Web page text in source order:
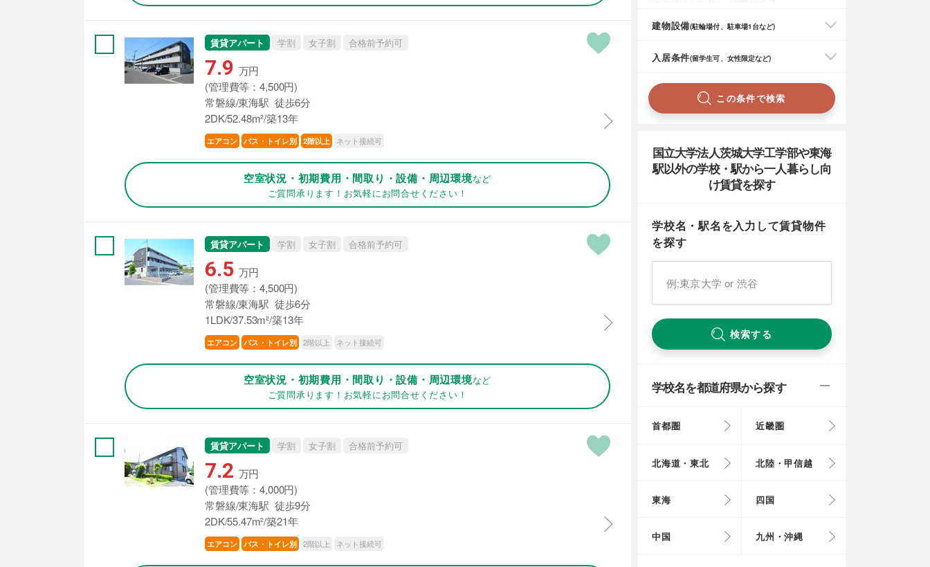
賃貸アパート 学割 女子割 合格前予約可
7.9 万円
(管理費等：4,500円)
常磐線/東海駅 徒歩6分
2DK/52.48m²/築13年
エアコン バス・トイレ別 2階以上 ネット接続可
空室状況・初期費用・間取り・設備・周辺環境など
ご質問承ります！お気軽にお問合せください！
賃貸アパート 学割 女子割 合格前予約可
6.5 万円
(管理費等：4,500円)
常磐線/東海駅 徒歩6分
1LDK/37.53m²/築13年
エアコン バス・トイレ別 2階以上 ネット接続可
空室状況・初期費用・間取り・設備・周辺環境など
ご質問承ります！お気軽にお問合せください！
賃貸アパート 学割 女子割 合格前予約可
7.2 万円
(管理費等：4,000円)
常磐線/東海駅 徒歩9分
2DK/55.47m²/築21年
エアコン バス・トイレ別 2階以上 ネット接続可
建物設備(駐輪場付、駐車場1台など)
入居条件(留学生可、女性限定など)
この条件で検索
国立大学法人茨城大学工学部や東海
駅以外の学校・駅から一人暮らし向
け賃貸を探す
学校名・駅名を入力して賃貸物件
を探す
検索する
学校名を都道府県から探す
首都圏 近畿圏
北海道・東北 北陸・甲信越
東海 四国
中国 九州・沖縄